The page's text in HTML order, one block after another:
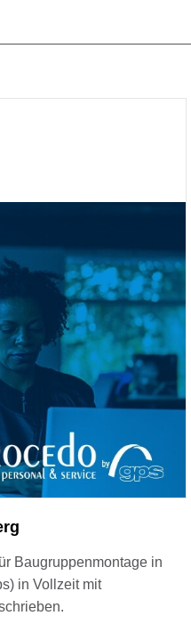
Baugruppenmontage in
in Vollzeit mit